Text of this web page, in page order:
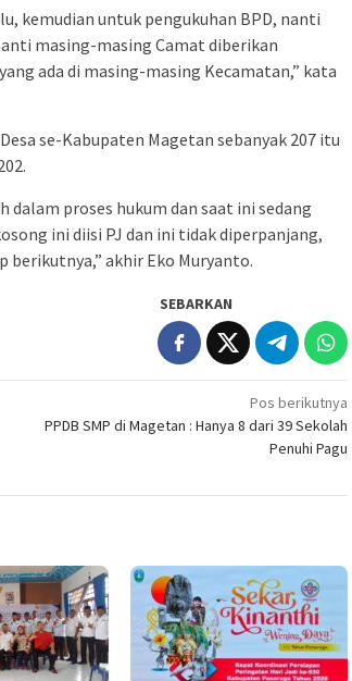
kemudian untuk pengukuhan BPD, nanti
masing-masing Camat diberikan
ada di masing-masing Kecamatan,” kata
se-Kabupaten Magetan sebanyak 207 itu
dalam proses hukum dan saat ini sedang
ini diisi PJ dan ini tidak diperpanjang,
akhir Eko Muryanto.
SEBARKAN
Pos berikutnya
PPDB SMP di Magetan : Hanya 8 dari 39 Sekolah
Penuhi Pagu